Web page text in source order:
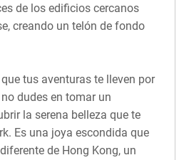
de los edificios cercanos
creando un telón de fondo
tus aventuras te lleven por
dudes en tomar un
la serena belleza que te
Es una joya escondida que
de Hong Kong, un